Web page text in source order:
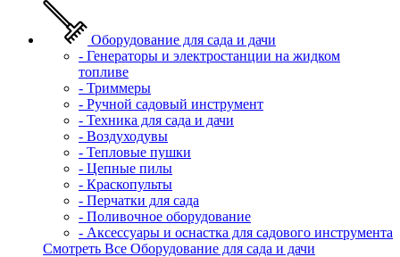
Оборудование для сада и дачи
- Генераторы и электростанции на жидком
топливе
- Триммеры
- Ручной садовый инструмент
- Техника для сада и дачи
- Воздуходувы
- Тепловые пушки
- Цепные пилы
- Краскопульты
- Перчатки для сада
- Поливочное оборудование
- Аксессуары и оснастка для садового инструмента
Смотреть Все Оборудование для сада и дачи